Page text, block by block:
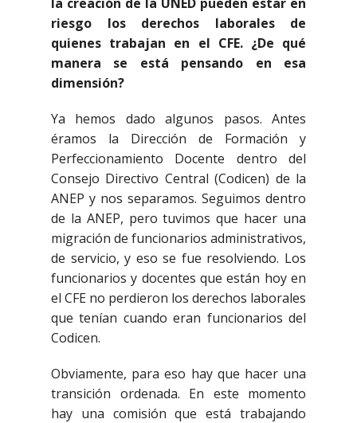
riesgo los derechos laborales de
quienes trabajan en el CFE. ¿De qué
manera se está pensando en esa
dimensión?
Ya hemos dado algunos pasos. Antes
éramos la Dirección de Formación y
Perfeccionamiento Docente dentro del
Consejo Directivo Central (Codicen) de la
ANEP y nos separamos. Seguimos dentro
de la ANEP, pero tuvimos que hacer una
migración de funcionarios administrativos,
de servicio, y eso se fue resolviendo. Los
funcionarios y docentes que están hoy en
el CFE no perdieron los derechos laborales
que tenían cuando eran funcionarios del
Codicen.
Obviamente, para eso hay que hacer una
transición ordenada. En este momento
hay una comisión que está trabajando